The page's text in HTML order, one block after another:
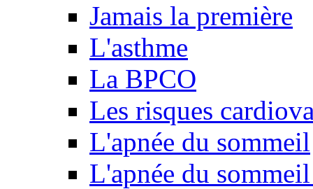
Jamais la première
L'asthme
La BPCO
Les risques
L'apnée du sommeil
L'apnée du